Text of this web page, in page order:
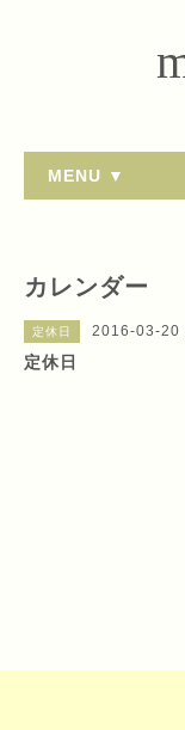
MENU ▼
カレンダー
定休日 2016-03-20
定休日